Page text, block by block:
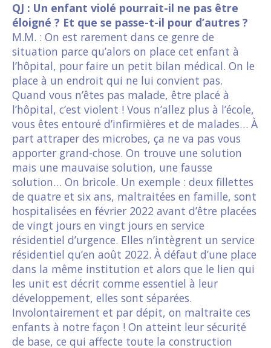
QJ : Un enfant violé pourrait-il ne pas être
éloigné ? Et que se passe-t-il pour d’autres ?
M.M. : On est rarement dans ce genre de
situation parce qu’alors on place cet enfant à
l’hôpital, pour faire un petit bilan médical. On le
place à un endroit qui ne lui convient pas.
Quand vous n’êtes pas malade, être placé à
l’hôpital, c’est violent ! Vous n’allez plus à l’école,
vous êtes entouré d’infirmières et de malades… À
part attraper des microbes, ça ne va pas vous
apporter grand-chose. On trouve une solution
mais une mauvaise solution, une fausse
solution… On bricole. Un exemple : deux fillettes
de quatre et six ans, maltraitées en famille, sont
hospitalisées en février 2022 avant d’être placées
de vingt jours en vingt jours en service
résidentiel d’urgence. Elles n’intègrent un service
résidentiel qu’en août 2022. À défaut d’une place
dans la même institution et alors que le lien qui
les unit est décrit comme essentiel à leur
développement, elles sont séparées.
Involontairement et par dépit, on maltraite ces
enfants à notre façon ! On atteint leur sécurité
de base, ce qui affecte toute la construction